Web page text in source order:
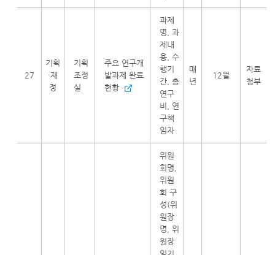
27
기획
·재
정
기획
조정
실
주요 연구개
발과제 완료
현황
과제
명, 과
제내
용, 수
행기
간, 총
연구
비, 연
구책
임자
매
년
12월
자료
첨부
위원
회명,
위원
회 구
성(위
원장
명, 위
원장